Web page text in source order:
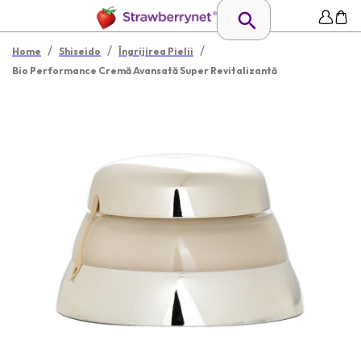
Home / Shiseido / Îngrijirea Pielii /
Bio Performance Cremă Avansată Super Revitalizantă